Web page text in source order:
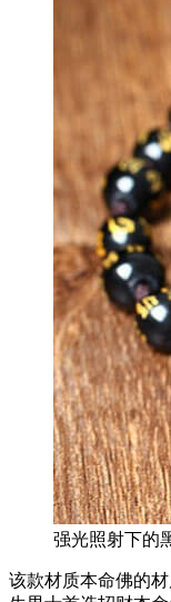
强光照射下的
该款材质本命佛的